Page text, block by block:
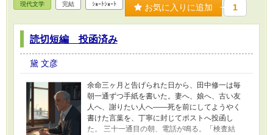
現代文学 完結 ｼｮｰﾄｼｮｰﾄ お気に入りに追加 1
読切短編 投函済み
黛 文彦
余命三ヶ月と告げられた日から、田中修一は毎
朝一通ずつ手紙を書いた。妻へ、娘へ、古い友
人へ、謝りたい人へ——死を前にしてようやく
書けた言葉を、丁寧に封じてポストへ投函し
た。 三十一通目の朝、電話が鳴る。「検査結